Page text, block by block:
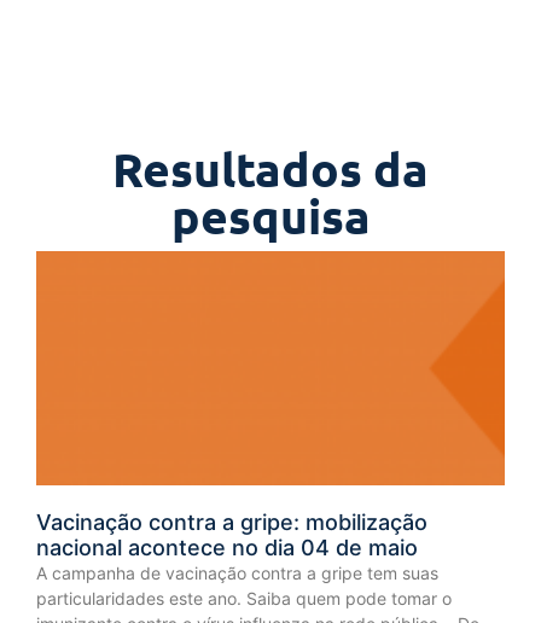
Resultados da
pesquisa
Vacinação contra a gripe: mobilização
nacional acontece no dia 04 de maio
A campanha de vacinação contra a gripe tem suas
particularidades este ano. Saiba quem pode tomar o